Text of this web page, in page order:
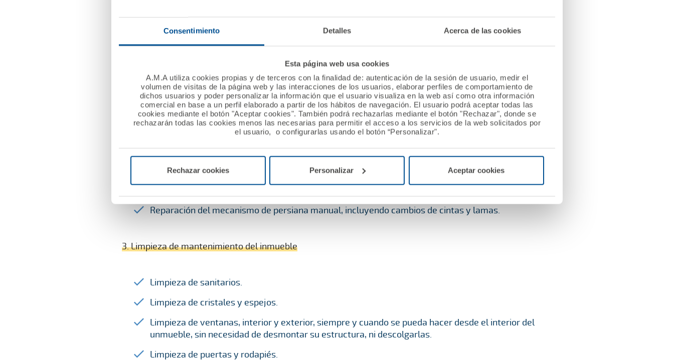
Consentimiento Detalles Acerca de las cookies
Esta página web usa cookies
A.M.A utiliza cookies propias y de terceros con la finalidad de: autenticación de la sesión de usuario, medir el
volumen de visitas de la página web y las interacciones de los usuarios, elaborar perfiles de comportamiento de
dichos usuarios y poder personalizar la información que el usuario visualiza en la web así como otra información
comercial en base a un perfil elaborado a partir de los hábitos de navegación. El usuario podrá aceptar todas las
cookies mediante el botón "Aceptar cookies". También podrá rechazarlas mediante el botón "Rechazar", donde se
rechazarán todas las cookies menos las necesarias para permitir el acceso a los servicios de la web solicitados por
el usuario, o configurarlas usando el botón “Personalizar".
Rechazar cookies Personalizar Aceptar cookies
Arreglo de ventanas (manillas, bisagras, sellado y lijado por rozamiento), salvo velux y
oscilobatientes.
Arreglo de puertas (bisagras, carriles en puertas correderas y lijado por rozamiento). Excepto
puertas blindadas y eléctricas.
2. Tareas especializadas
Colocación de termo-fluidos sin modificación eléctrica.
Reparación del mecanismo de persiana manual, incluyendo cambios de cintas y lamas.
3. Limpieza de mantenimiento del inmueble
Limpieza de sanitarios.
Limpieza de cristales y espejos.
Limpieza de ventanas, interior y exterior, siempre y cuando se pueda hacer desde el interior del
unmueble, sin necesidad de desmontar su estructura, ni descolgarlas.
Limpieza de puertas y rodapiés.